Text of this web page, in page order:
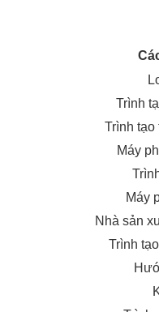
Trình
Trình tạo
Máy
Máy
Nhà sản
Trình